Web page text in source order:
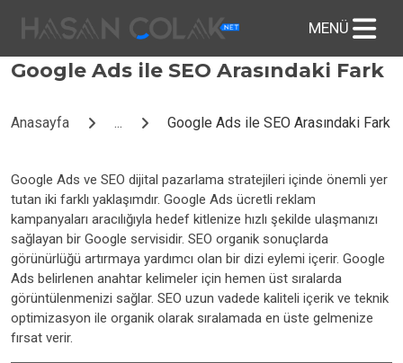
Google Ads ile SEO Arasındaki Fark
Anasayfa ... Google Ads ile SEO Arasındaki Fark
Google Ads ve SEO dijital pazarlama stratejileri içinde önemli yer
tutan iki farklı yaklaşımdır. Google Ads ücretli reklam
kampanyaları aracılığıyla hedef kitlenize hızlı şekilde ulaşmanızı
sağlayan bir Google servisidir. SEO organik sonuçlarda
görünürlüğü artırmaya yardımcı olan bir dizi eylemi içerir. Google
Ads belirlenen anahtar kelimeler için hemen üst sıralarda
görüntülenmenizi sağlar. SEO uzun vadede kaliteli içerik ve teknik
optimizasyon ile organik olarak sıralamada en üste gelmenize
fırsat verir.